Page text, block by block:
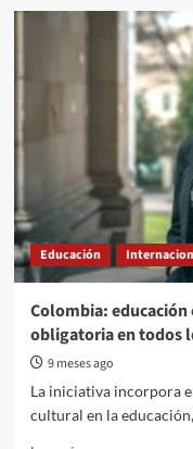
El
el
petrodólar
de
ciclo
en
la
economía
global
Educación
Colombia:
obligatoria en todos
9 meses ago
La iniciativa incorpora
cultural en la